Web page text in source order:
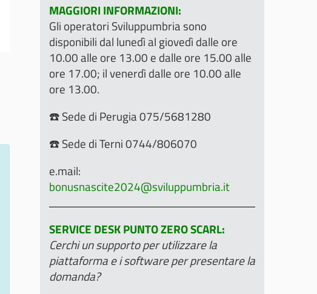
MAGGIORI INFORMAZIONI:
Gli operatori Sviluppumbria sono
disponibili dal lunedì al giovedì dalle ore
10.00 alle ore 13.00 e dalle ore 15.00 alle
ore 17.00; il venerdì dalle ore 10.00 alle
ore 13.00.
☎️ Sede di Perugia 075/5681280
☎️ Sede di Terni 0744/806070
e.mail:
bonusnascite2024@sviluppumbria.it
SERVICE DESK PUNTO ZERO SCARL:
Cerchi un supporto per utilizzare la
piattaforma e i software per presentare la
domanda?